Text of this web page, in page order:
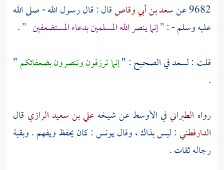
9682 عن
سعد بن أبي وقاصقال : قال رسول الله - صلى الله
عليه وسلم - :"إنما ينصر الله المسلمين بدعاء المستضعفين "
.
قلت :لسعدفي الصحيح : "إنما ترزقون وتنصرون بضعفائكم"
.
رواه الطبرانيفي الأوسط عن شيخه علي بن سعيد الرازي قال
الدارقطني: ليس بذاك ، وقاليونس: كان يحفظ ويفهم . وبقية
رجاله ثقات .